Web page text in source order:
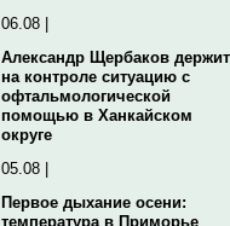
06.08 |
Александр Щербаков держит
на контроле ситуацию с
офтальмологической
помощью в Ханкайском
округе
05.08 |
Первое дыхание осени:
температура в Приморье